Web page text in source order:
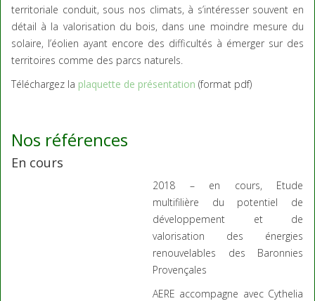
territoriale conduit, sous nos climats, à s’intéresser souvent en
détail à la valorisation du bois, dans une moindre mesure du
solaire, l’éolien ayant encore des difficultés à émerger sur des
territoires comme des parcs naturels.
Téléchargez la plaquette de présentation (format pdf)
Nos références
En cours
2018 – en cours, Etude
multifilière du potentiel de
développement et de
valorisation des énergies
renouvelables des Baronnies
Provençales
AERE accompagne avec Cythelia